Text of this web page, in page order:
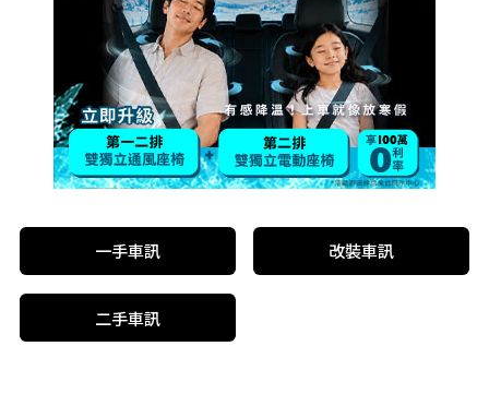
一手車訊 改裝車訊
二手車訊